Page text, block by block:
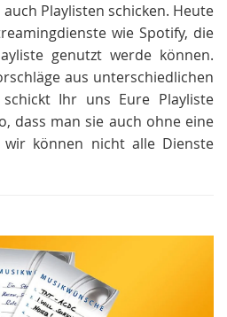
Playlisten schicken. Heute
wie Spotify, die
genutzt werde können.
aus unterschiedlichen
Ihr uns Eure Playliste
dass man sie auch ohne eine
können nicht alle Dienste